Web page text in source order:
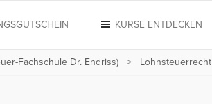
KURSE ENTDECKEN
Fachschule Dr. Endriss) Lohnsteuerrecht